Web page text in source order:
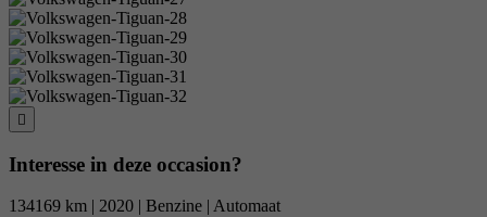
Interesse in deze occasion?
134169 km | 2020 | Benzine | Automaat